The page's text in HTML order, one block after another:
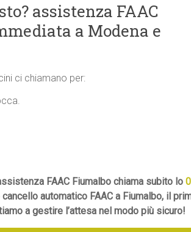
assistenza FAAC
a Modena e
ci chiamano per:
FAAC Fiumalbo chiama subito lo
automatico FAAC a Fiumalbo, il
a gestire l’attesa nel modo più sicuro!